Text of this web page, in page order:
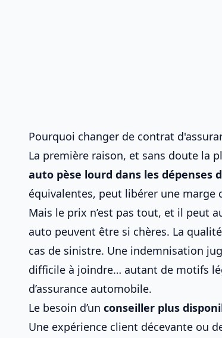
Pourquoi changer de contrat
La première raison, et sans doute la
auto pèse lourd dans les dépenses
équivalentes, peut libérer une
Mais le prix n’est pas tout, et il peut
auto peuvent être si chères. La
cas de sinistre. Une indemnisation
difficile à joindre… autant de motifs
d’assurance automobile.
Le besoin d’un conseiller plus
Une expérience client décevante ou